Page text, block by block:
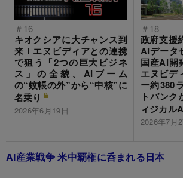
＃16
キオクシアに大チャンス到
来！エヌビディアとの連携
で狙う「2つの巨大ビジネ
ス」の全貌、AIブーム
の“蚊帳の外”から“中核”に
名乗り
2026年6月19日
＃18
政府支援
AIデータ
国産AI開
エヌビデ
ー約380
トバンク
ィジカル
2026年7月
AI産業戦争 米中覇権に呑まれる日本